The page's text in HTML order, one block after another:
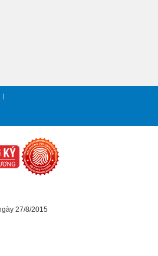
|
27/8/2015